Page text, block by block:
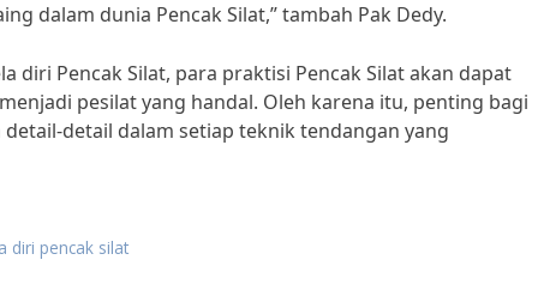
dalam dunia Pencak Silat,” tambah Pak Dedy.
diri Pencak Silat, para praktisi Pencak Silat akan dapat
pesilat yang handal. Oleh karena itu, penting bagi
detail dalam setiap teknik tendangan yang
diri pencak silat